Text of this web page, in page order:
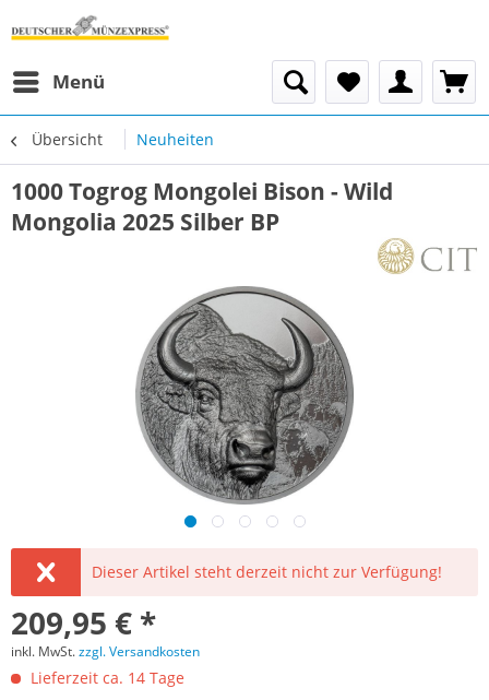
Menü
Übersicht Neuheiten
1000 Togrog Mongolei Bison - Wild
Mongolia 2025 Silber BP
Dieser Artikel steht derzeit nicht zur Verfügung!
209,95 € *
inkl. MwSt.zzgl. Versandkosten
Lieferzeit ca. 14 Tage